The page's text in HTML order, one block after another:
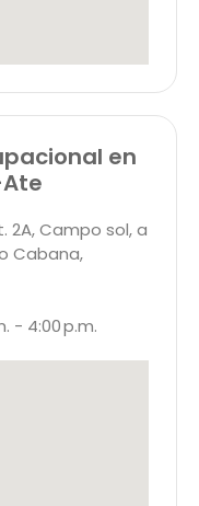
en
2A, Campo sol, a
Cabana,
- 4:00 p.m.